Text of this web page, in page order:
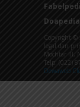
Doapedia
Copyright ©
legal dan
Mochtar III,
Telp: (022)
Dewaweb